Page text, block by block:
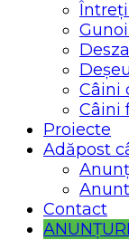
Câini
Câini
Proiecte
Adăpost
Contact
ANUNȚURI